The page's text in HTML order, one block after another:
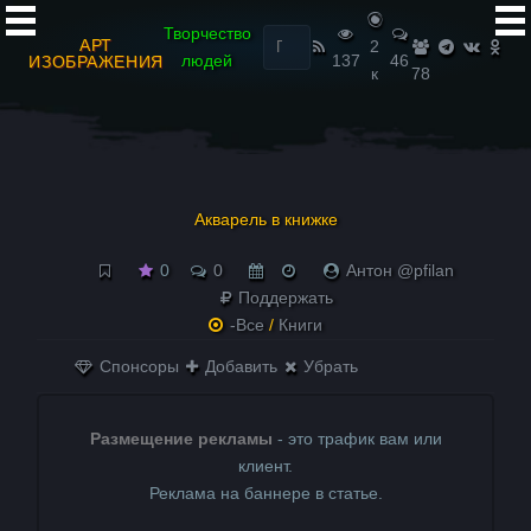
АРТ
ИЗОБРАЖЕНИЯ
Творчество
людей
Найти:
137
2
к
46
78
Акварель в книжке
0 0
Антон @pfilan
Поддержать
-Все / Книги
Спонсоры Добавить Убрать
Размещение рекламы - это трафик вам или
клиент.
Реклама на баннере в статье.